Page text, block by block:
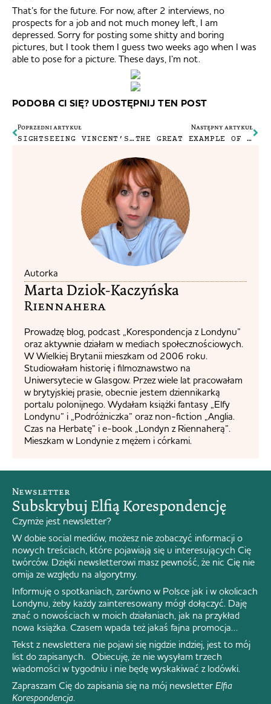
That’s for the future. For now, after 2 interviews, no
prospects for a job and not much money left, I am
depressed. Sorry for posting some shitty and boring
pictures, but I took them I guess two weeks ago when I was
able to pose for a picture. These days, I’m not.
PODOBA CI SIĘ? UDOSTĘPNIJ TEN POST
Poprzedni artykuł
SIGHTSEEING VINCENT’S WAY
Następny artykuł
THE GREAT EXAMPLE OF NOT BEING STYLISH
Autorka
Marta Dziok-Kaczyńska
Riennahera​
Prowadzę blog, podcast „Korespondencja z Londynu”
oraz aktywnie działam w mediach społecznościowych.
W Wielkiej Brytanii mieszkam od 2006 roku.
Studiowałam historię i filmoznawstwo na
Uniwersytecie w Glasgow. Przez wiele lat pracowałam
w brytyjskiej prasie, obecnie jestem dziennikarką
portalu polonijnego. Wydałam książki fantasy „Elfy
Londynu” i „Podróżniczka” oraz non-fiction „Anglia.
Czas na Herbatę” i e-book „Londyn z Riennaherą”.
Mieszkam w Londynie z mężem i córkami.
Newsletter
Subskrybuj Elfią Korespondencję
Czymże jest newsletter?
W dobie social mediów, możesz nie zobaczyć informacji o
nowych treściach, które pojawiają się u interesujących Cię
twórców. Dzięki newsletterowi masz pewność, że nic Cię nie
omija ze względu na algorytmy.
Informuję o spotkaniach, zarówno w Polsce jak i w okolicach
Londynu, żeby każdy zainteresowany mógł dołączyć. Daję
znać o nowościach w moich działaniach, jak na przykład
nowa książka. Czasem wpada też jakaś fajna promocja…
Tekst z newslettera nie pojawi się nigdzie indziej, jest to mój
list do zapisanych. Obiecuję, że nie wysyłam trzech
wiadomości w tygodniu i nie będę wyskakiwać z lodówki.
Zapraszam Cię do zapisania się na mój newsletter Elfia
Korespondencja.